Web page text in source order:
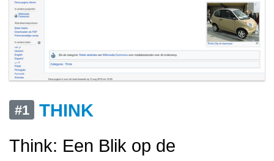
#1
THINK
Think: Een Blik op de